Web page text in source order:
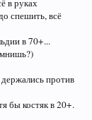
в руках
спешить, всё
в 70+...
против
бы костяк в 20+.